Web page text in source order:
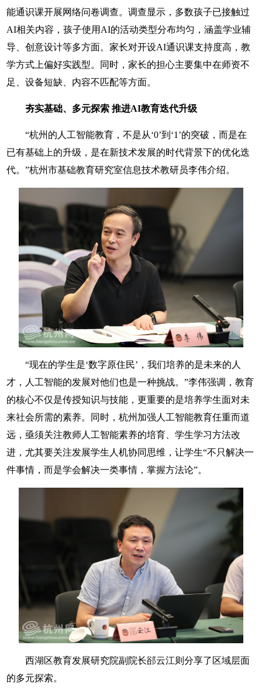
能通识课开展网络问卷调查。调查显示，多数孩子已接触过
AI相关内容，孩子使用AI的活动类型分布均匀，涵盖学业辅
导、创意设计等多方面。家长对开设AI通识课支持度高，教
学方式上偏好实践型。同时，家长的担心主要集中在师资不
足、设备短缺、内容不匹配等方面。
夯实基础、多元探索 推进AI教育迭代升级
“杭州的人工智能教育，不是从‘0’到‘1’的突破，而是在
已有基础上的升级，是在新技术发展的时代背景下的优化迭
代。”杭州市基础教育研究室信息技术教研员李伟介绍。
“现在的学生是‘数字原住民’，我们培养的是未来的人
才，人工智能的发展对他们也是一种挑战。”李伟强调，教育
的核心不仅是传授知识与技能，更重要的是培养学生面对未
来社会所需的素养。同时，杭州加强人工智能教育任重而道
远，亟须关注教师人工智能素养的培育、学生学习方法改
进，尤其要关注发展学生人机协同思维，让学生“不只解决一
件事情，而是学会解决一类事情，掌握方法论”。
西湖区教育发展研究院副院长郤云江则分享了区域层面
的多元探索。